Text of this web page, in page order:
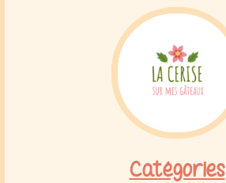
Catégories